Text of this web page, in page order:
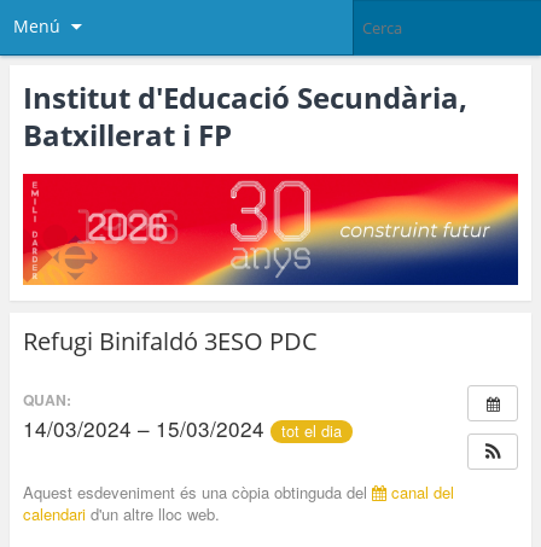
Menú
Institut d'Educació Secundària,
Batxillerat i FP
Refugi Binifaldó 3ESO PDC
QUAN:
14/03/2024 – 15/03/2024 tot el dia
Aquest esdeveniment és una còpia obtinguda del
canal del
calendarid'un altre lloc web.